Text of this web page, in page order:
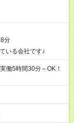
分
いる会社です♪
5時間30分～OK！